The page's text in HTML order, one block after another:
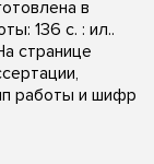
в
136 с. : ил..
странице
работы и шифр